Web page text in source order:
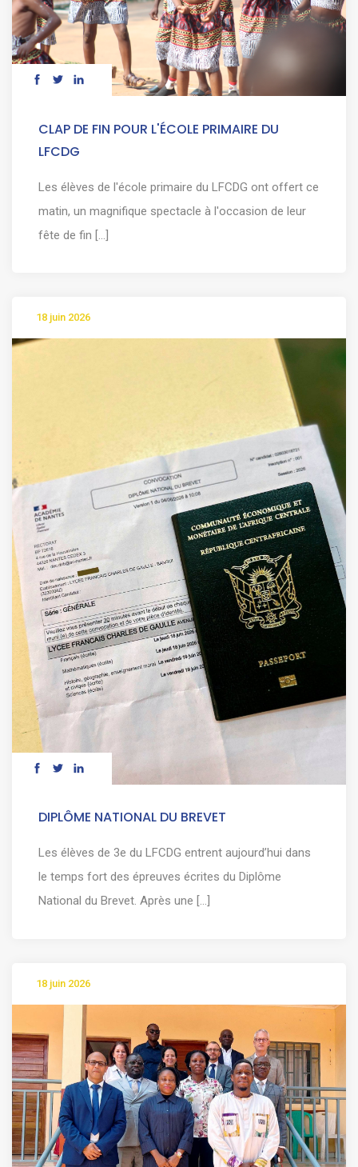
CLAP DE FIN POUR L'ÉCOLE PRIMAIRE DU
LFCDG
Les élèves de l'école primaire du LFCDG ont offert ce
matin, un magnifique spectacle à l'occasion de leur
fête de fin [...]
18 juin 2026
DIPLÔME NATIONAL DU BREVET
Les élèves de 3e du LFCDG entrent aujourd’hui dans
le temps fort des épreuves écrites du Diplôme
National du Brevet. Après une [...]
18 juin 2026